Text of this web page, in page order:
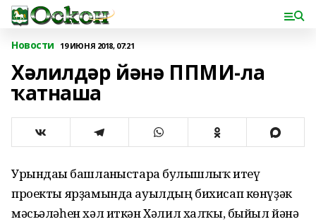
Новости 19 ИЮНЯ 2018, 07:21
Хәлилдәр йәнә ППМИ-ла
ҡатнаша
Урындағы башланғыстарға булышлыҡ итеү
проекты ярҙамында ауылдың бихисап көнүҙәк
мәсьәләһен хәл иткән Хәлил халҡы, быйыл йәнә